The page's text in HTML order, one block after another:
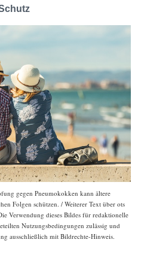
gegen Pneumokokken kann ältere
Folgen schützen. / Weiterer Text über ots
Verwendung dieses Bildes für redaktionelle
Nutzungsbedingungen zulässig und
ausschließlich mit Bildrechte-Hinweis.